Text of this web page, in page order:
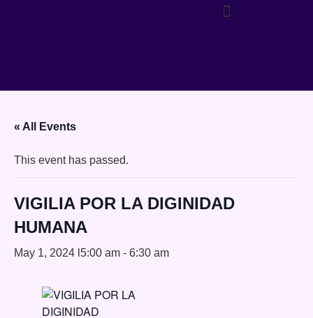
« All Events
This event has passed.
VIGILIA POR LA DIGINIDAD
HUMANA
May 1, 2024 l5:00 am - 6:30 am